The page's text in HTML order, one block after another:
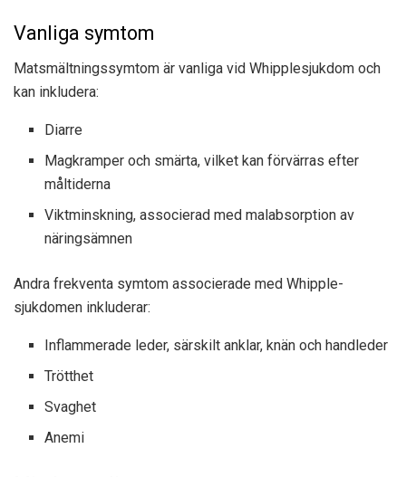
Vanliga symtom
Matsmältningssymtom är vanliga vid Whipplesjukdom och
kan inkludera:
Diarre
Magkramper och smärta, vilket kan förvärras efter
måltiderna
Viktminskning, associerad med malabsorption av
näringsämnen
Andra frekventa symtom associerade med Whipple-
sjukdomen inkluderar:
Inflammerade leder, särskilt anklar, knän och handleder
Trötthet
Svaghet
Anemi